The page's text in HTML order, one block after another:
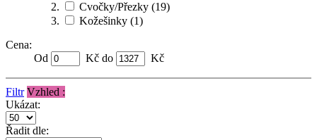
Cvočky/Přezky (19)
Kožešinky (1)
Cena:
Od
Kč do Kč
Filtr Vzhled :
Ukázat:
Řadit dle: